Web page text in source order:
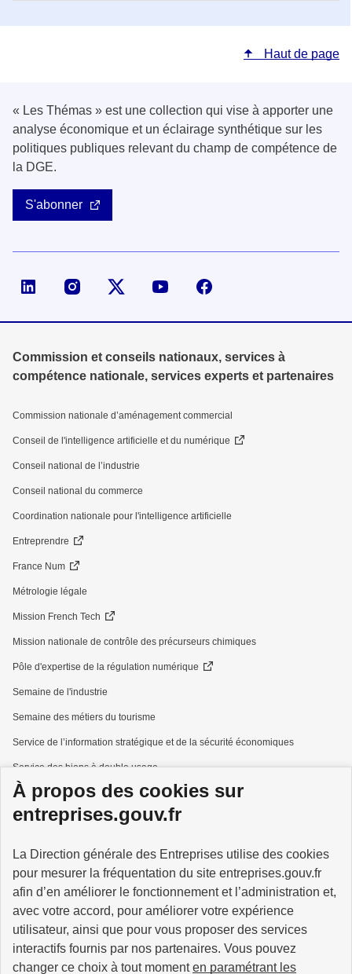
À propos des cookies sur
entreprises.gouv.fr
La Direction générale des Entreprises utilise des cookies
pour mesurer la fréquentation du site entreprises.gouv.fr
afin d’en améliorer le fonctionnement et l’administration et,
avec votre accord, pour améliorer votre expérience
utilisateur, ainsi que pour vous proposer des services
interactifs fournis par nos partenaires. Vous pouvez
changer ce choix à tout momenten paramétrant les
Haut de page
« Les Thémas » est une collection qui vise à apporter une
analyse économique et un éclairage synthétique sur les
politiques publiques relevant du champ de compétence de
la DGE.
S'abonner
Page LinkedIn de la DGECompte X (ex-Twitter) de la DGE
Commission et conseils nationaux, services à
compétence nationale, services experts et partenaires
Commission nationale d’aménagement commercial
Conseil de l'intelligence artificielle et du numérique
Conseil national de l’industrie
Conseil national du commerce
Coordination nationale pour l'intelligence artificielle
Entreprendre
France Num
Métrologie légale
Mission French Tech
Mission nationale de contrôle des précurseurs chimiques
Pôle d'expertise de la régulation numérique
Semaine de l'industrie
Semaine des métiers du tourisme
Service de l’information stratégique et de la sécurité économiques
Service des biens à double usage
Services à la personne
GOUVERNEMENT
info.gouv.fr service-public.gouv.fr